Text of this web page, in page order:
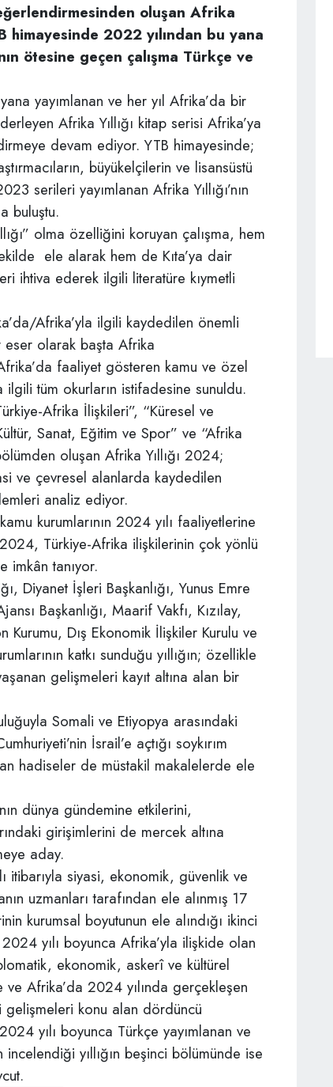
oluşan Afrika
himayesinde 2022 yılından bu yana
ötesine geçen çalışma Türkçe ve
yayımlanan ve her yıl Afrika’da bir
Afrika Yıllığı kitap serisi Afrika’ya
devam ediyor. YTB himayesinde;
büyükelçilerin ve lisansüstü
serileri yayımlanan Afrika Yıllığı’nın
buluştu.
olma özelliğini koruyan çalışma, hem
ele alarak hem de Kıta’ya dair
ihtiva ederek ilgili literatüre kıymetli
Afrika’yla ilgili kaydedilen önemli
olarak başta Afrika
faaliyet gösteren kamu ve özel
tüm okurların istifadesine sunuldu.
Afrika İlişkileri”, “Küresel ve
Sanat, Eğitim ve Spor” ve “Afrika
oluşan Afrika Yıllığı 2024;
ve çevresel alanlarda kaydedilen
analiz ediyor.
kurumlarının 2024 yılı faaliyetlerine
Türkiye-Afrika ilişkilerinin çok yönlü
imkân tanıyor.
Diyanet İşleri Başkanlığı, Yunus Emre
Başkanlığı, Maarif Vakfı, Kızılay,
Dış Ekonomik İlişkiler Kurulu ve
katkı sunduğu yıllığın; özellikle
gelişmeleri kayıt altına alan bir
Somali ve Etiyopya arasındaki
İsrail’e açtığı soykırım
hadiseler de müstakil makalelerde ele
dünya gündemine etkilerini,
girişimlerini de mercek altına
aday.
itibarıyla siyasi, ekonomik, güvenlik ve
uzmanları tarafından ele alınmış 17
kurumsal boyutunun ele alındığı ikinci
yılı boyunca Afrika’yla ilişkide olan
ekonomik, askerî ve kültürel
Afrika’da 2024 yılında gerçekleşen
gelişmeleri konu alan dördüncü
yılı boyunca Türkçe yayımlanan ve
incelendiği yıllığın beşinci bölümünde ise